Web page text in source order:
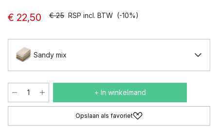
€ 22,50 € 25 RSP incl. BTW (-10%)
Sandy mix
+ In winkelmand
Opslaan als favoriet